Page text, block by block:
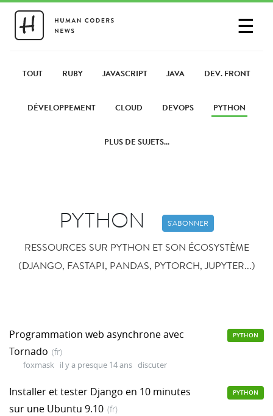
☰
PARTAGER UN LIEN
TOUT RUBY JAVASCRIPT JAVA DEV. FRONT
DÉVELOPPEMENT CLOUD DEVOPS PYTHON
PLUS DE SUJETS...
PYTHON S'ABONNER
RESSOURCES SUR PYTHON ET SON ÉCOSYSTÈME
(DJANGO, FASTAPI, PANDAS, PYTORCH, JUPYTER...)
Programmation web asynchrone avec
Tornado (fr)
foxmask il y a presque 14 ans discuter
PYTHON
Installer et tester Django en 10 minutes
sur une Ubuntu 9.10 (fr)
PYTHON